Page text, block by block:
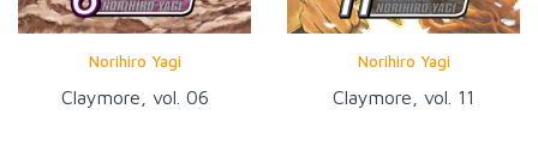
Norihiro Yagi
Claymore, vol. 06
Norihiro Yagi
Claymore, vol. 11